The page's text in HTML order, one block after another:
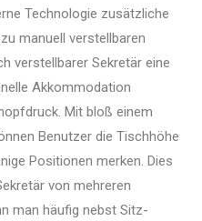
Technologie zusätzliche
manuell verstellbaren
verstellbarer Sekretär eine
Akkommodation
Mit bloß einem
Benutzer die Tischhöhe
Positionen merken. Dies
von mehreren
man häufig nebst Sitz-